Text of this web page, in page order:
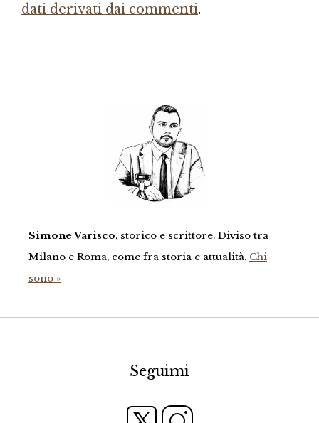
dati derivati dai commenti.
Simone Varisco, storico e scrittore. Diviso tra
Milano e Roma, come fra storia e attualità. Chi
sono »
Seguimi